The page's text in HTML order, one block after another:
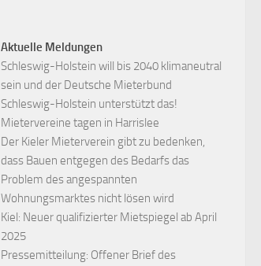
Aktuelle Meldungen
Schleswig-Holstein will bis 2040 klimaneutral
sein und der Deutsche Mieterbund
Schleswig-Holstein unterstützt das!
Mietervereine tagen in Harrislee
Der Kieler Mieterverein gibt zu bedenken,
dass Bauen entgegen des Bedarfs das
Problem des angespannten
Wohnungsmarktes nicht lösen wird
Kiel: Neuer qualifizierter Mietspiegel ab April
2025
Pressemitteilung: Offener Brief des